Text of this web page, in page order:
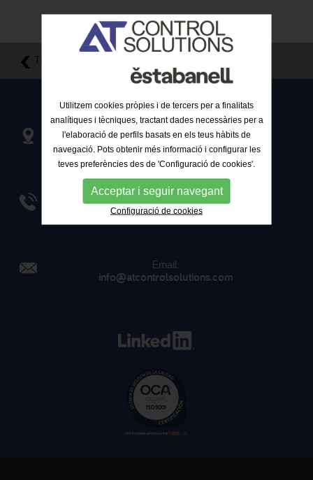
Tornar al llistat
Passeig de Can Feu, 80, 1º 1º
08205 Sabadell, Barcelona, Spain
Telèfon:
934 084 454
Email:
info@atcontrolsolutions.com
Utilitzem cookies pròpies i de tercers per a finalitats
analítiques i tècniques, tractant dades necessàries per a
l'elaboració de perfils basats en els teus hàbits de
navegació. Pots obtenir més informació i configurar les
teves preferències des de 'Configuració de cookies'.
Acceptar i seguir navegant
Configuració de cookies